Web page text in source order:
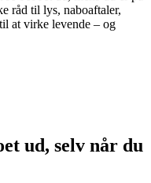
råd til lys, naboaftaler,
at virke levende – og
ud, selv når du